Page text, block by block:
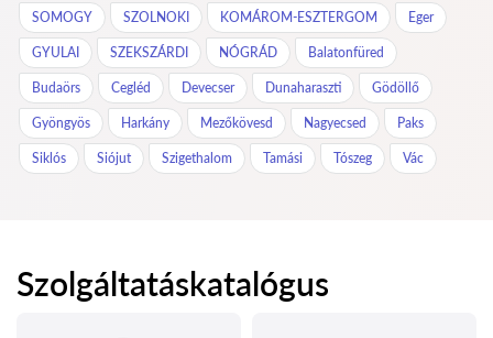
SOMOGY SZOLNOKI KOMÁROM-ESZTERGOM Eger
GYULAI SZEKSZÁRDI NÓGRÁD Balatonfüred
Budaörs Cegléd Devecser Dunaharaszti Gödöllő
Gyöngyös Harkány Mezőkövesd Nagyecsed Paks
Siklós Siójut Szigethalom Tamási Tószeg Vác
Szolgáltatáskatalógus